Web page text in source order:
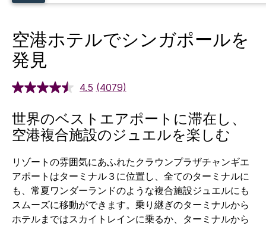
空港ホテルでシンガポールを
発見
4.5 (4079)
世界のベストエアポートに滞在し、
空港複合施設のジュエルを楽しむ
リゾートの雰囲気にあふれたクラウンプラザチャンギエ
アポートはターミナル３に位置し、全てのターミナルに
も、常夏ワンダーランドのような複合施設ジュエルにも
スムーズに移動ができます。乗り継ぎのターミナルから
ホテルまではスカイトレインに乗るか、ターミナルから